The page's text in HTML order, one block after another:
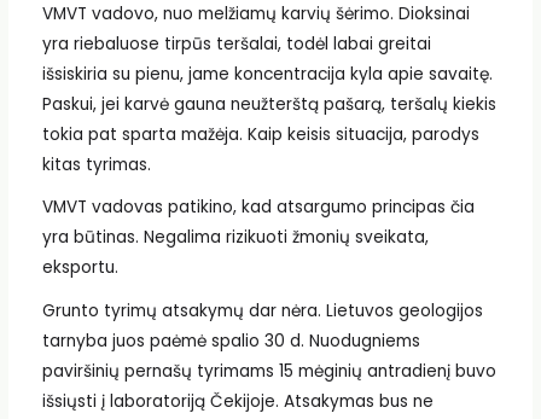
VMVT vadovo, nuo melžiamų karvių šėrimo. Dioksinai
yra riebaluose tirpūs teršalai, todėl labai greitai
išsiskiria su pienu, jame koncentracija kyla apie savaitę.
Paskui, jei karvė gauna neužterštą pašarą, teršalų kiekis
tokia pat sparta mažėja. Kaip keisis situacija, parodys
kitas tyrimas.
VMVT vadovas patikino, kad atsargumo principas čia
yra būtinas. Negalima rizikuoti žmonių sveikata,
eksportu.
Grunto tyrimų atsakymų dar nėra. Lietuvos geologijos
tarnyba juos paėmė spalio 30 d. Nuodugniems
paviršinių pernašų tyrimams 15 mėginių antradienį buvo
išsiųsti į laboratoriją Čekijoje. Atsakymas bus ne